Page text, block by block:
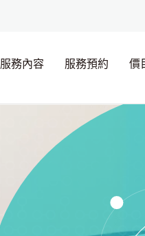
服務內容 服務預約 價